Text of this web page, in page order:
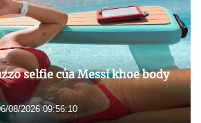
selfie của Messi khoe body
08/2026 09:56:10